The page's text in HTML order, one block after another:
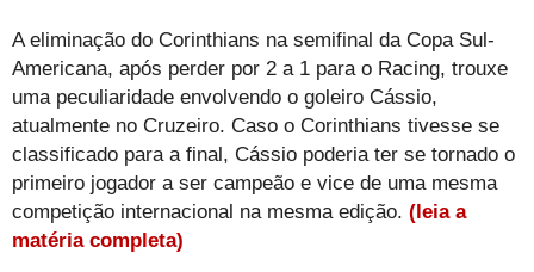
A eliminação do Corinthians na semifinal da Copa Sul-
Americana, após perder por 2 a 1 para o Racing, trouxe
uma peculiaridade envolvendo o goleiro Cássio,
atualmente no Cruzeiro. Caso o Corinthians tivesse se
classificado para a final, Cássio poderia ter se tornado o
primeiro jogador a ser campeão e vice de uma mesma
competição internacional na mesma edição. (leia a
matéria completa)